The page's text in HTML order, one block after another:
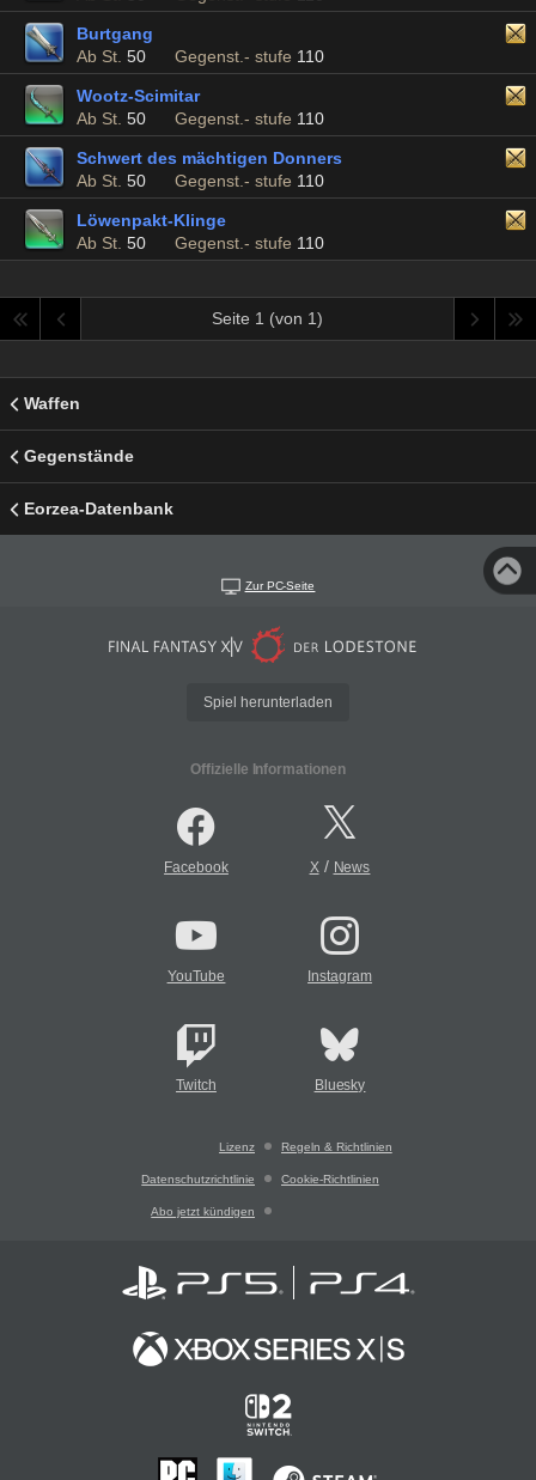
Burtgang
Ab St. 50 Gegenst.- stufe 110
Wootz-Scimitar
Ab St. 50 Gegenst.- stufe 110
Schwert des mächtigen Donners
Ab St. 50 Gegenst.- stufe 110
Löwenpakt-Klinge
Ab St. 50 Gegenst.- stufe 110
Seite 1 (von 1)
Waffen
Gegenstände
Eorzea-Datenbank
Zur PC-Seite
Spiel herunterladen
Offizielle Informationen
Facebook X/ News
YouTube Instagram
Twitch Bluesky
Lizenz Regeln & Richtlinien
Datenschutzrichtlinie Cookie-Richtlinien
Abo jetzt kündigen